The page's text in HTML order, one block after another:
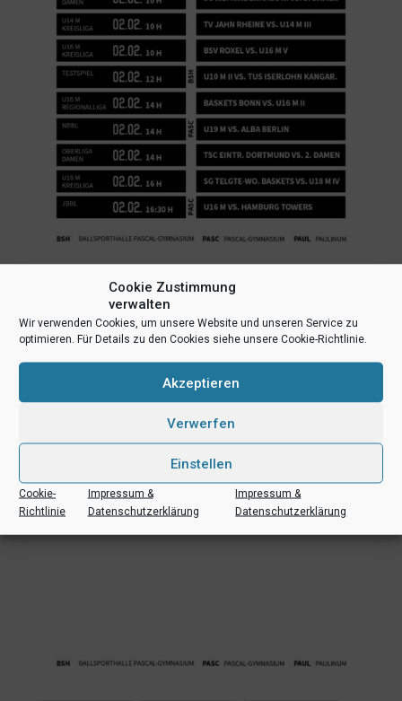
Cookie Zustimmung
verwalten
Wir verwenden Cookies, um unsere Website und unseren Service zu
optimieren. Für Details zu den Cookies siehe unsere Cookie-Richtlinie.
Akzeptieren
Verwerfen
Einstellen
Cookie-
Richtlinie
Impressum &
Datenschutzerklärung
Impressum &
Datenschutzerklärung